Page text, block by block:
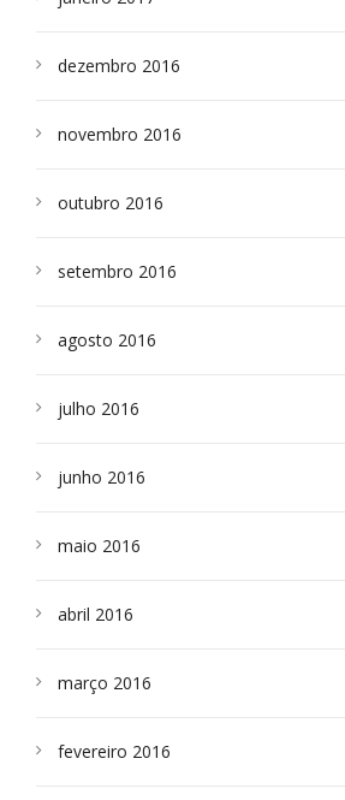
dezembro 2016
novembro 2016
outubro 2016
setembro 2016
agosto 2016
julho 2016
junho 2016
maio 2016
abril 2016
março 2016
fevereiro 2016